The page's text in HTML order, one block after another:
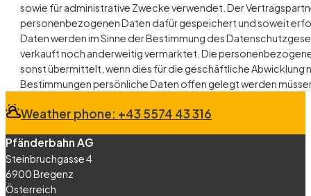
sowie für administrative Zwecke verwendet. Der
personenbezogenen Daten dafür gespeichert und soweit
Daten werden im Sinne der Bestimmung des
verkauft noch anderweitig vermarktet. Die
sonst übermittelt, wenn dies für die geschäftliche
Bestimmungen persönliche Daten offen gelegt werden
Weather phone: +43 5574 43 316
Pfänderbahn AG
Steinbruchgasse 4
6900 Bregenz
Österreich